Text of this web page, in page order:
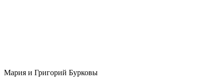
Мария и Григорий Бурковы